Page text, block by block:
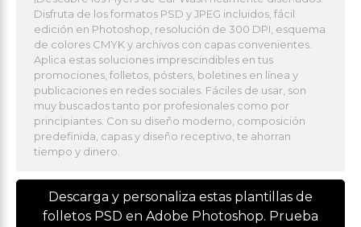
Disfruta de los formatos PSD y JPEG incluidos, fácil
edición en Photoshop, resolución de 300 DPI, esquema
de colores CMYK y archivos con capas convenientes.
Aplica estas soluciones imprescindibles en tus
promociones, folletos, pósters, boletines en línea y
publicaciones en redes sociales. Fáciles de usar, son
muy buscados tanto por profesionales como por
principiantes. Con su diseño moderno, composición
predefinida, capas y diseño receptivo, te ahorran
tiempo y dinero.
Descarga y personaliza estas plantillas de
folletos PSD en Adobe Photoshop. Prueba